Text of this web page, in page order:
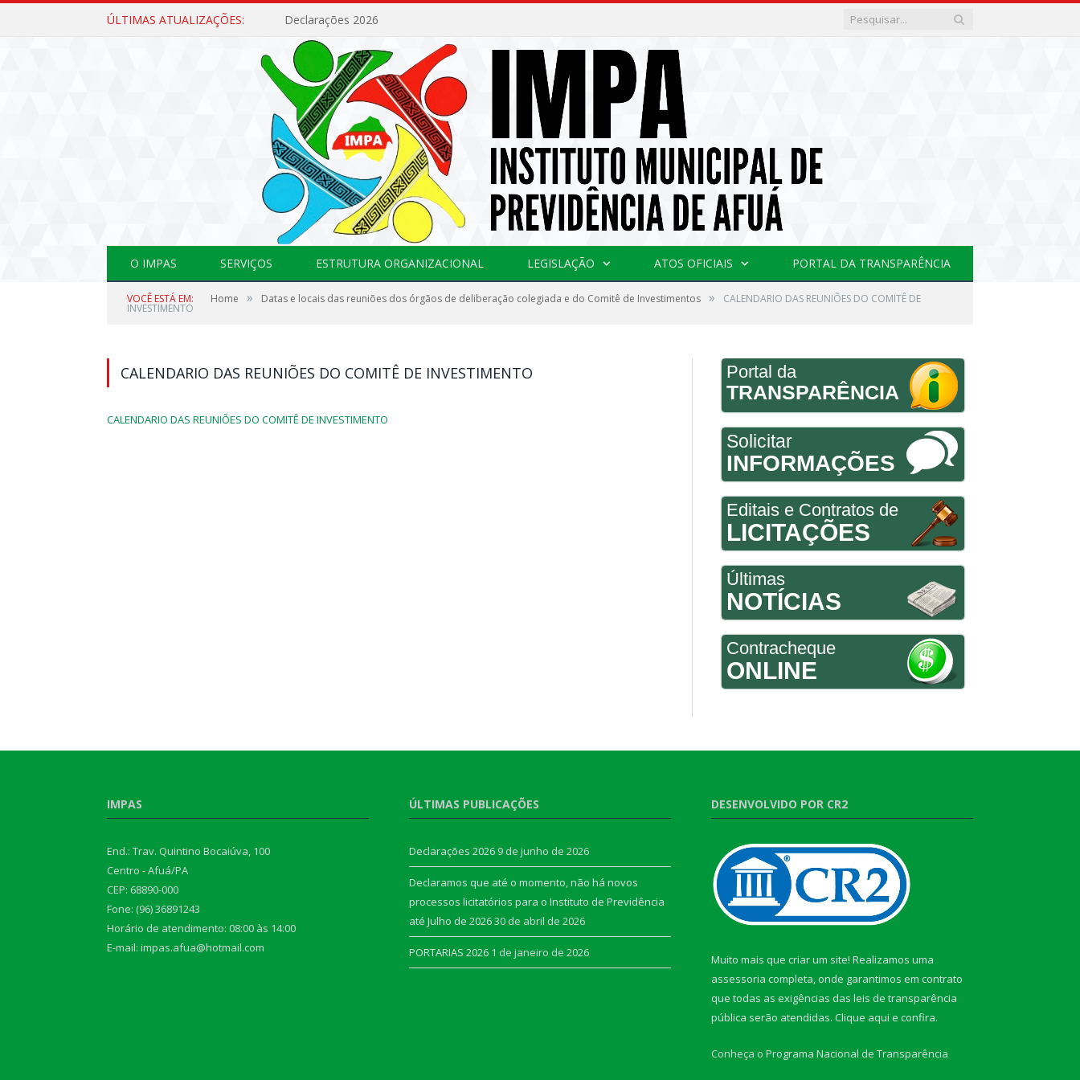
ÚLTIMAS ATUALIZAÇÕES: Declarações 2026
O IMPAS SERVIÇOS ESTRUTURA ORGANIZACIONAL LEGISLAÇÃO ATOS OFICIAIS PORTAL DA TRANSPARÊNCIA
VOCÊ ESTÁ EM: Home » Datas e locais das reuniões dos órgãos de deliberação colegiada e do Comitê de Investimentos » CALENDARIO DAS REUNIÕES DO COMITÊ DE
INVESTIMENTO
CALENDARIO DAS REUNIÕES DO COMITÊ DE INVESTIMENTO
CALENDARIO DAS REUNIÕES DO COMITÊ DE INVESTIMENTO
Portal da
TRANSPARÊNCIA
Solicitar
INFORMAÇÕES
Editais e Contratos de
LICITAÇÕES
Últimas
NOTÍCIAS
Contracheque
ONLINE
IMPAS
End.: Trav. Quintino Bocaiúva, 100
Centro - Afuá/PA
CEP: 68890-000
Fone: (96) 36891243
Horário de atendimento: 08:00 às 14:00
E-mail: impas.afua@hotmail.com
ÚLTIMAS PUBLICAÇÕES
Declarações 2026 9 de junho de 2026
Declaramos que até o momento, não há novos
processos licitatórios para o Instituto de Previdência
até Julho de 202630 de abril de 2026
PORTARIAS 2026 1 de janeiro de 2026
DESENVOLVIDO POR CR2
Muito mais que criar um site! Realizamos uma
assessoria completa, onde garantimos em contrato
que todas as exigências das leis de transparência
pública serão atendidas. Clique aqui e confira.
Conheça o Programa Nacional de Transparência